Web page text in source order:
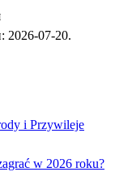
2026-07-20.
i Przywileje
w 2026 roku?